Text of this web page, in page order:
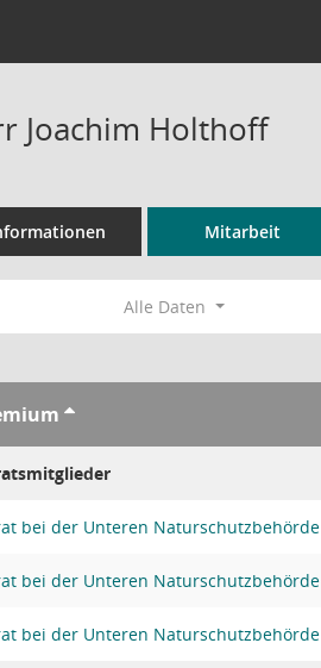
Joachim Holthoff
Mitarbeit
Alle Daten
bei der Unteren Naturschutzbehörde
bei der Unteren Naturschutzbehörde
bei der Unteren Naturschutzbehörde